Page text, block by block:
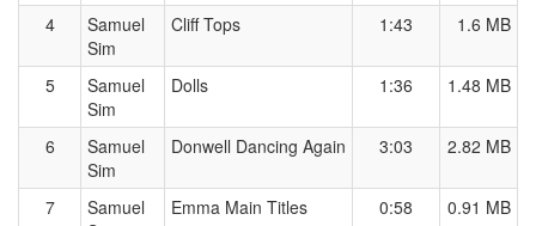
4
Samuel
Sim
Cliff Tops 1:43 1.6 MB
5
Samuel
Sim
Dolls 1:36 1.48 MB
6
Samuel
Sim
Donwell Dancing Again 3:03 2.82 MB
7
Samuel
Emma Main Titles 0:58 0.91 MB